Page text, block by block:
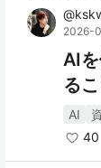
@
2026-
AI
る
AI
40